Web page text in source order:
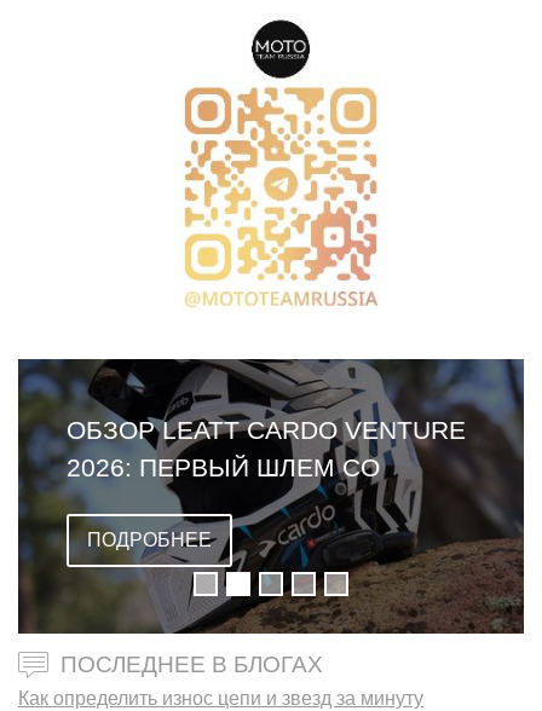
ОБЗОР LEATT CARDO VENTURE
2026: ПЕРВЫЙ ШЛЕМ СО
ВСТРОЕННОЙ ГАРНИТУРОЙ
ПОДРОБНЕЕ
ПОСЛЕДНЕЕ В БЛОГАХ
Как определить износ цепи и звезд за минуту